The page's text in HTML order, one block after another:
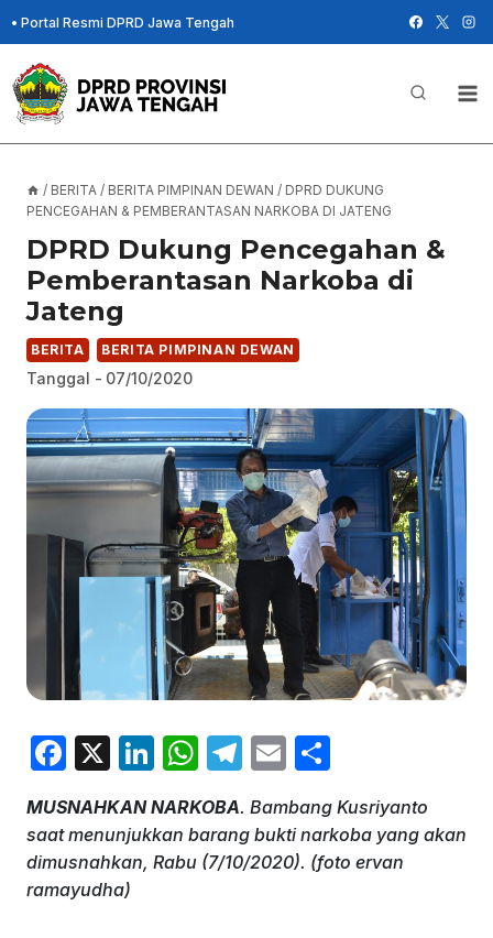
Skip
to
content
• Portal Resmi DPRD Jawa Tengah
/ BERITA / BERITA PIMPINAN DEWAN / DPRD DUKUNG
PENCEGAHAN & PEMBERANTASAN NARKOBA DI JATENG
DPRD Dukung Pencegahan &
Pemberantasan Narkoba di
Jateng
BERITA BERITA PIMPINAN DEWAN
Tanggal - 07/10/2020
F
c
e
b
X
Li
k
e
W
at
s
T
e
gr
E
ai
l
ar
e
MUSNAHKAN NARKOBA. Bambang Kusriyanto
saat menunjukkan barang bukti narkoba yang akan
dimusnahkan, Rabu (7/10/2020). (foto ervan
ramayudha)